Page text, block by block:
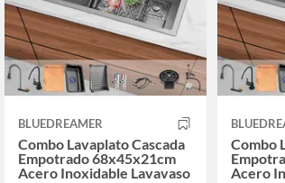
BLUEDREAMER
Combo Lavaplato Cascada
Empotrado 68x45x21cm
Acero Inoxidable Lavavaso
Combo
Acero